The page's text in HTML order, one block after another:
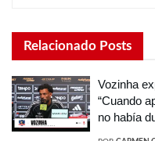
Relacionado Posts
Vozinha
“Cuando
no había